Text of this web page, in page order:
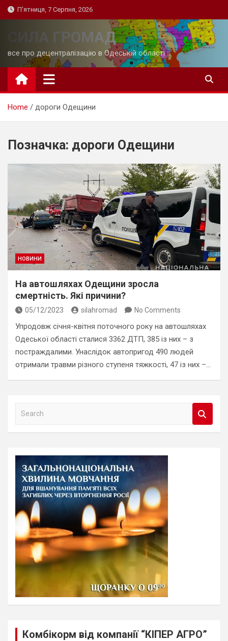
Skip
to
П’ятниця, 7 Серпня, 2026
СИЛА ГРОМАД
все про децентралізацію в Одеській області
Home дороги Одещини
Позначка: дороги Одещини
НОВИНИ
На автошляхах Одещини зросла
смертність. Які причини?
05/12/2023 silahromad No Comments
Упродовж січня-квітня поточного року на автошляхах
Одеської області сталися 3362 ДТП, 385 із них – з
постраждалими. Унаслідок автопригод 490 людей
отримали травми різного ступеня тяжкості, 47 із них –…
a
Комбікорм від компанії “КІПЕР АГРО”